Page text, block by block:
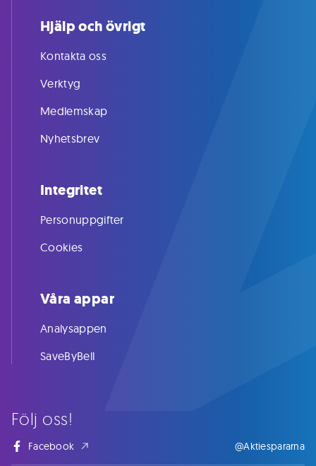
Följ oss!
Facebook @Aktiespararna
Hjälp och övrigt
Kontakta oss
Verktyg
Medlemskap
Nyhetsbrev
Integritet
Personuppgifter
Cookies
Våra appar
Analysappen
SaveByBell